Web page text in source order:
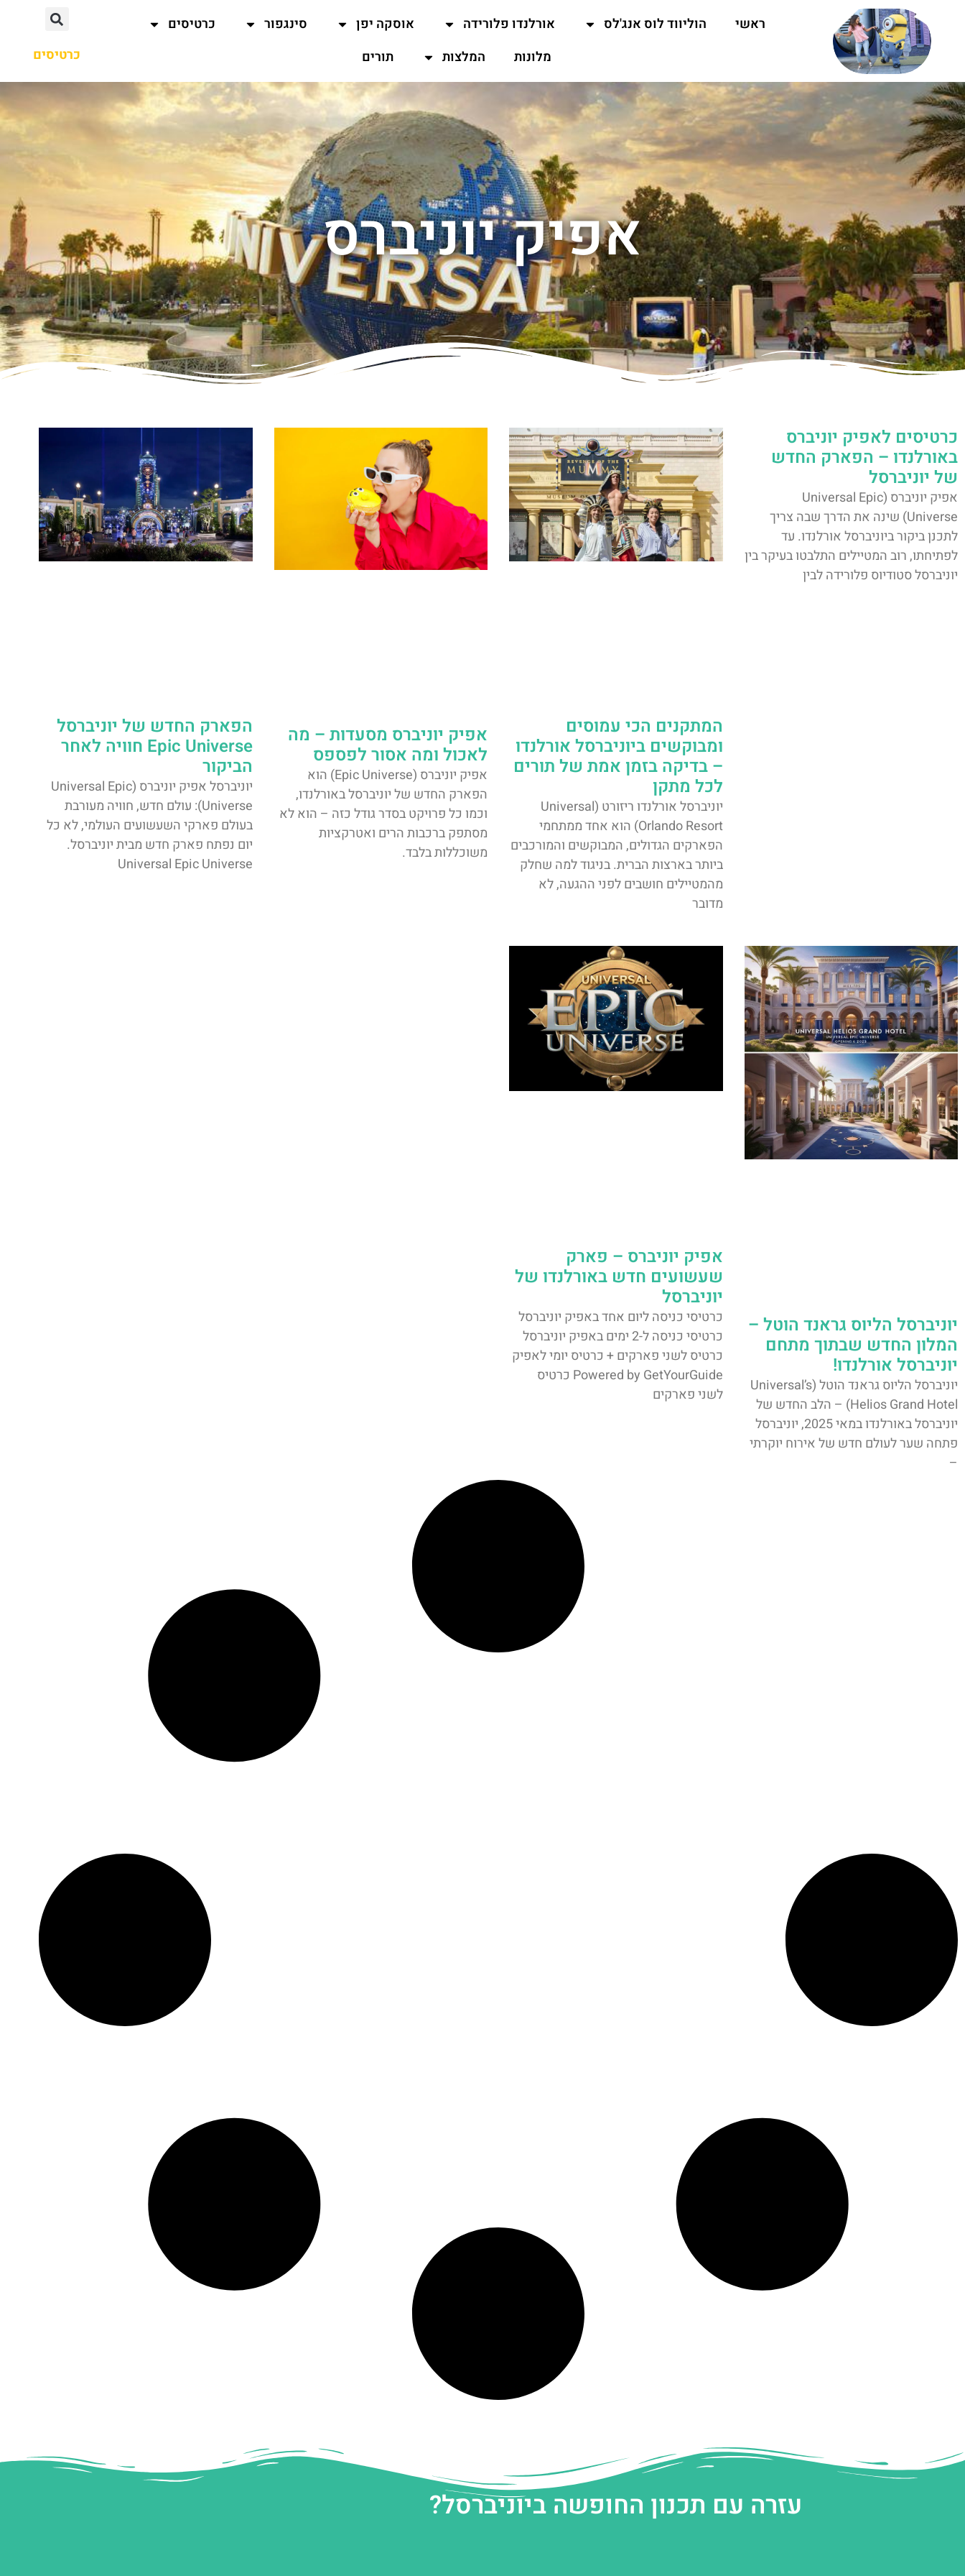
ראשי הוליווד לוס אנג'לס אורלנדו פלורידה אוסקה יפן סינגפור
כרטיסים
מלונות
המלצות תורים כרטיסים
אפיק יוניברס
כרטיסים לאפיק יוניברס
באורלנדו – הפארק החדש
של יוניברסל
אפיק יוניברס (Universal Epic
Universe) שינה את הדרך שבה צריך
לתכנן ביקור ביוניברסל אורלנדו. עד
לפתיחתו, רוב המטיילים התלבטו בעיקר בין
יוניברסל סטודיוס פלורידה לבין
המתקנים הכי עמוסים
ומבוקשים ביוניברסל אורלנדו
– בדיקה בזמן אמת של תורים
לכל מתקן
יוניברסל אורלנדו ריזורט (Universal
Orlando Resort) הוא אחד ממתחמי
הפארקים הגדולים, המבוקשים והמורכבים
ביותר בארצות הברית. בניגוד למה שחלק
מהמטיילים חושבים לפני ההגעה, לא
מדובר
אפיק יוניברס מסעדות – מה
לאכול ומה אסור לפספס
אפיק יוניברס (Epic Universe) הוא
הפארק החדש של יוניברסל באורלנדו,
וכמו כל פרויקט בסדר גודל כזה – הוא לא
מסתפק ברכבות הרים ואטרקציות
משוכללות בלבד.
הפארק החדש של יוניברסל
Epic Universe חוויה לאחר
הביקור
יוניברסל אפיק יוניברס (Universal Epic
Universe): עולם חדש, חוויה מעורבת
בעולם פארקי השעשועים העולמי, לא כל
יום נפתח פארק חדש מבית יוניברסל.
Universal Epic Universe
יוניברסל הליוס גראנד הוטל –
המלון החדש שבתוך מתחם
יוניברסל אורלנדו!
יוניברסל הליוס גראנד הוטל (Universal’s
Helios Grand Hotel) – הלב החדש של
יוניברסל באורלנדו במאי 2025, יוניברסל
פתחה שער לעולם חדש של אירוח יוקרתי
–
אפיק יוניברס – פארק
שעשועים חדש באורלנדו של
יוניברסל
כרטיסי כניסה ליום אחד באפיק יוניברסל
כרטיסי כניסה ל-2 ימים באפיק יוניברסל
כרטיס לשני פארקים + כרטיס יומי לאפיק
Powered by GetYourGuide כרטיס
לשני פארקים
עזרה עם תכנון החופשה ביוניברסל?